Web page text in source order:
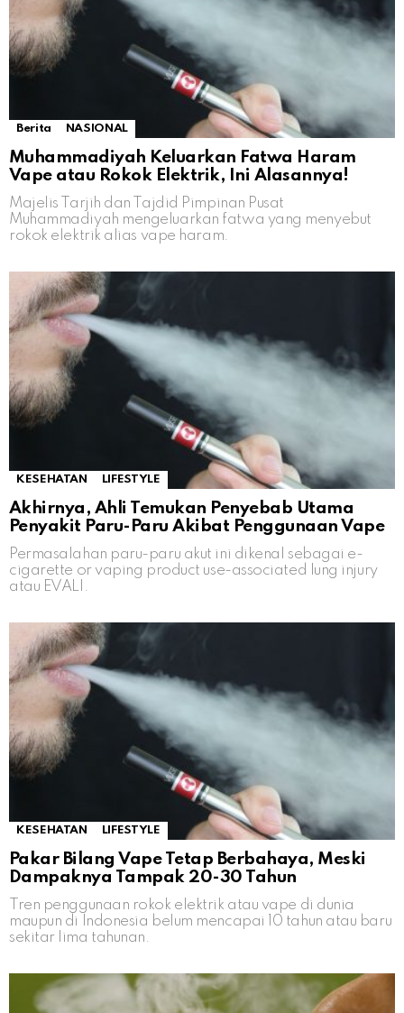
Berita NASIONAL
Muhammadiyah Keluarkan Fatwa Haram
Vape atau Rokok Elektrik, Ini Alasannya!
Majelis Tarjih dan Tajdid Pimpinan Pusat
Muhammadiyah mengeluarkan fatwa yang menyebut
rokok elektrik alias vape haram.
KESEHATAN LIFESTYLE
Akhirnya, Ahli Temukan Penyebab Utama
Penyakit Paru-Paru Akibat Penggunaan Vape
Permasalahan paru-paru akut ini dikenal sebagai e-
cigarette or vaping product use-associated lung injury
atau EVALI.
KESEHATAN LIFESTYLE
Pakar Bilang Vape Tetap Berbahaya, Meski
Dampaknya Tampak 20-30 Tahun
Tren penggunaan rokok elektrik atau vape di dunia
maupun di Indonesia belum mencapai 10 tahun atau baru
sekitar lima tahunan.